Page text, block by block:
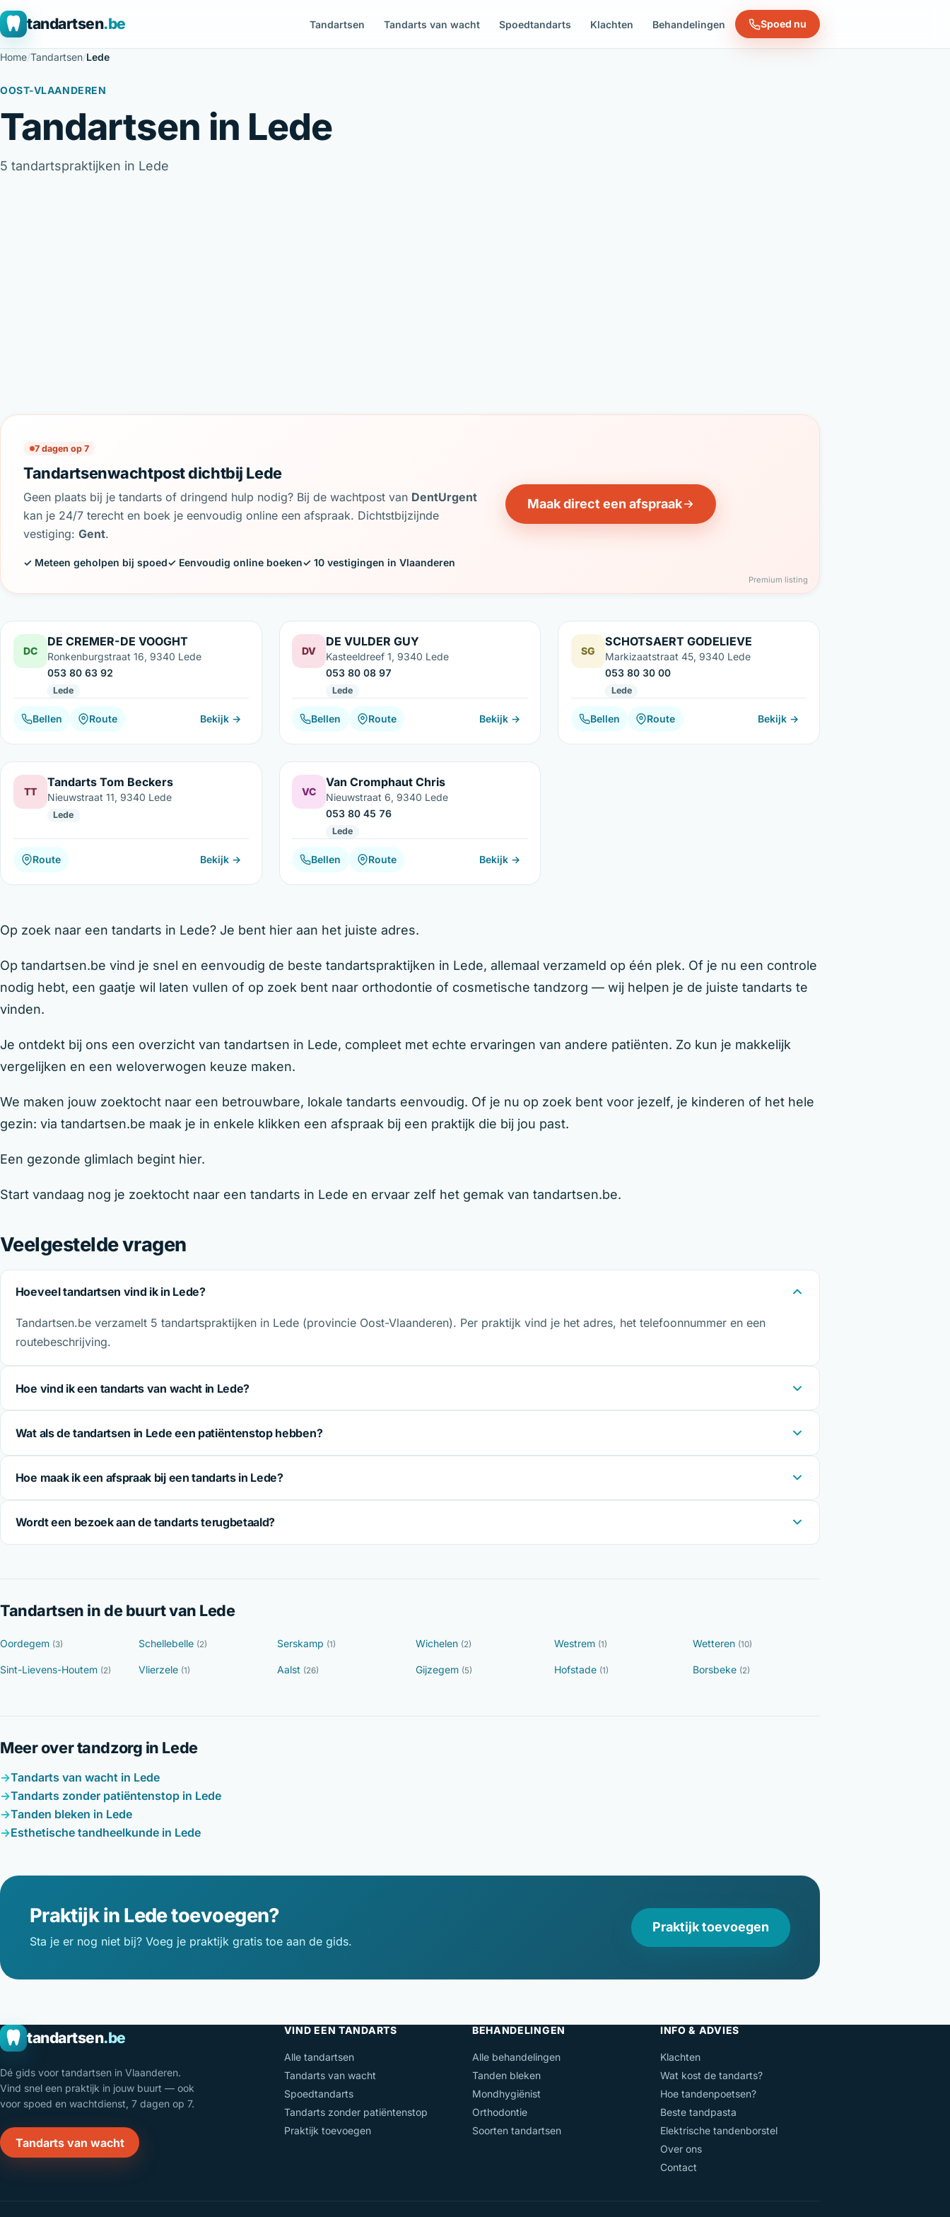
tandartsen.be Tandartsen Tandarts van wacht Spoedtandarts Klachten Behandelingen Spoed nu
Home/Tandartsen/Lede
OOST-VLAANDEREN
Tandartsen in Lede
5 tandartspraktijken in Lede
7 dagen op 7
Tandartsenwachtpost dichtbij Lede
Geen plaats bij je tandarts of dringend hulp nodig? Bij de wachtpost van DentUrgent
kan je 24/7 terecht en boek je eenvoudig online een afspraak. Dichtstbijzijnde
vestiging: Gent.
✓ Meteen geholpen bij spoed✓ Eenvoudig online boeken✓ 10 vestigingen in Vlaanderen
Maak direct een afspraak
Premium listing
DC
DE CREMER-DE VOOGHT
Ronkenburgstraat 16, 9340 Lede
053 80 63 92
Lede
Bellen Route Bekijk →
DV
DE VULDER GUY
Kasteeldreef 1, 9340 Lede
053 80 08 97
Lede
Bellen Route Bekijk →
SG
SCHOTSAERT GODELIEVE
Markizaatstraat 45, 9340 Lede
053 80 30 00
Lede
Bellen Route Bekijk →
TT
Tandarts Tom Beckers
Nieuwstraat 11, 9340 Lede
Lede
Route Bekijk →
VC
Van Cromphaut Chris
Nieuwstraat 6, 9340 Lede
053 80 45 76
Lede
Bellen Route Bekijk →
Op zoek naar een tandarts in Lede? Je bent hier aan het juiste adres.
Op tandartsen.be vind je snel en eenvoudig de beste tandartspraktijken in Lede, allemaal verzameld op één plek. Of je nu een controle
nodig hebt, een gaatje wil laten vullen of op zoek bent naar orthodontie of cosmetische tandzorg — wij helpen je de juiste tandarts te
vinden.
Je ontdekt bij ons een overzicht van tandartsen in Lede, compleet met echte ervaringen van andere patiënten. Zo kun je makkelijk
vergelijken en een weloverwogen keuze maken.
We maken jouw zoektocht naar een betrouwbare, lokale tandarts eenvoudig. Of je nu op zoek bent voor jezelf, je kinderen of het hele
gezin: via tandartsen.be maak je in enkele klikken een afspraak bij een praktijk die bij jou past.
Een gezonde glimlach begint hier.
Start vandaag nog je zoektocht naar een tandarts in Lede en ervaar zelf het gemak van tandartsen.be.
Veelgestelde vragen
Hoeveel tandartsen vind ik in Lede?
Tandartsen.be verzamelt 5 tandartspraktijken in Lede (provincie Oost-Vlaanderen). Per praktijk vind je het adres, het telefoonnummer en een
routebeschrijving.
Hoe vind ik een tandarts van wacht in Lede?
Wat als de tandartsen in Lede een patiëntenstop hebben?
Hoe maak ik een afspraak bij een tandarts in Lede?
Wordt een bezoek aan de tandarts terugbetaald?
Tandartsen in de buurt van Lede
Oordegem (3) Schellebelle (2) Serskamp (1) Wichelen (2) Westrem (1) Wetteren (10)
Sint-Lievens-Houtem (2) Vlierzele (1) Aalst (26) Gijzegem (5) Hofstade (1) Borsbeke (2)
Meer over tandzorg in Lede
Tandarts van wacht in Lede
Tandarts zonder patiëntenstop in Lede
Tanden bleken in Lede
Esthetische tandheelkunde in Lede
Praktijk in Lede toevoegen?
Sta je er nog niet bij? Voeg je praktijk gratis toe aan de gids.
Praktijk toevoegen
tandartsen.be
Dé gids voor tandartsen in Vlaanderen.
Vind snel een praktijk in jouw buurt — ook
voor spoed en wachtdienst, 7 dagen op 7.
Tandarts van wacht
VIND EEN TANDARTS
Alle tandartsen
Tandarts van wacht
Spoedtandarts
Tandarts zonder patiëntenstop
Praktijk toevoegen
BEHANDELINGEN
Alle behandelingen
Tanden bleken
Mondhygiënist
Orthodontie
Soorten tandartsen
INFO & ADVIES
Klachten
Wat kost de tandarts?
Hoe tandenpoetsen?
Beste tandpasta
Elektrische tandenborstel
Over ons
Contact